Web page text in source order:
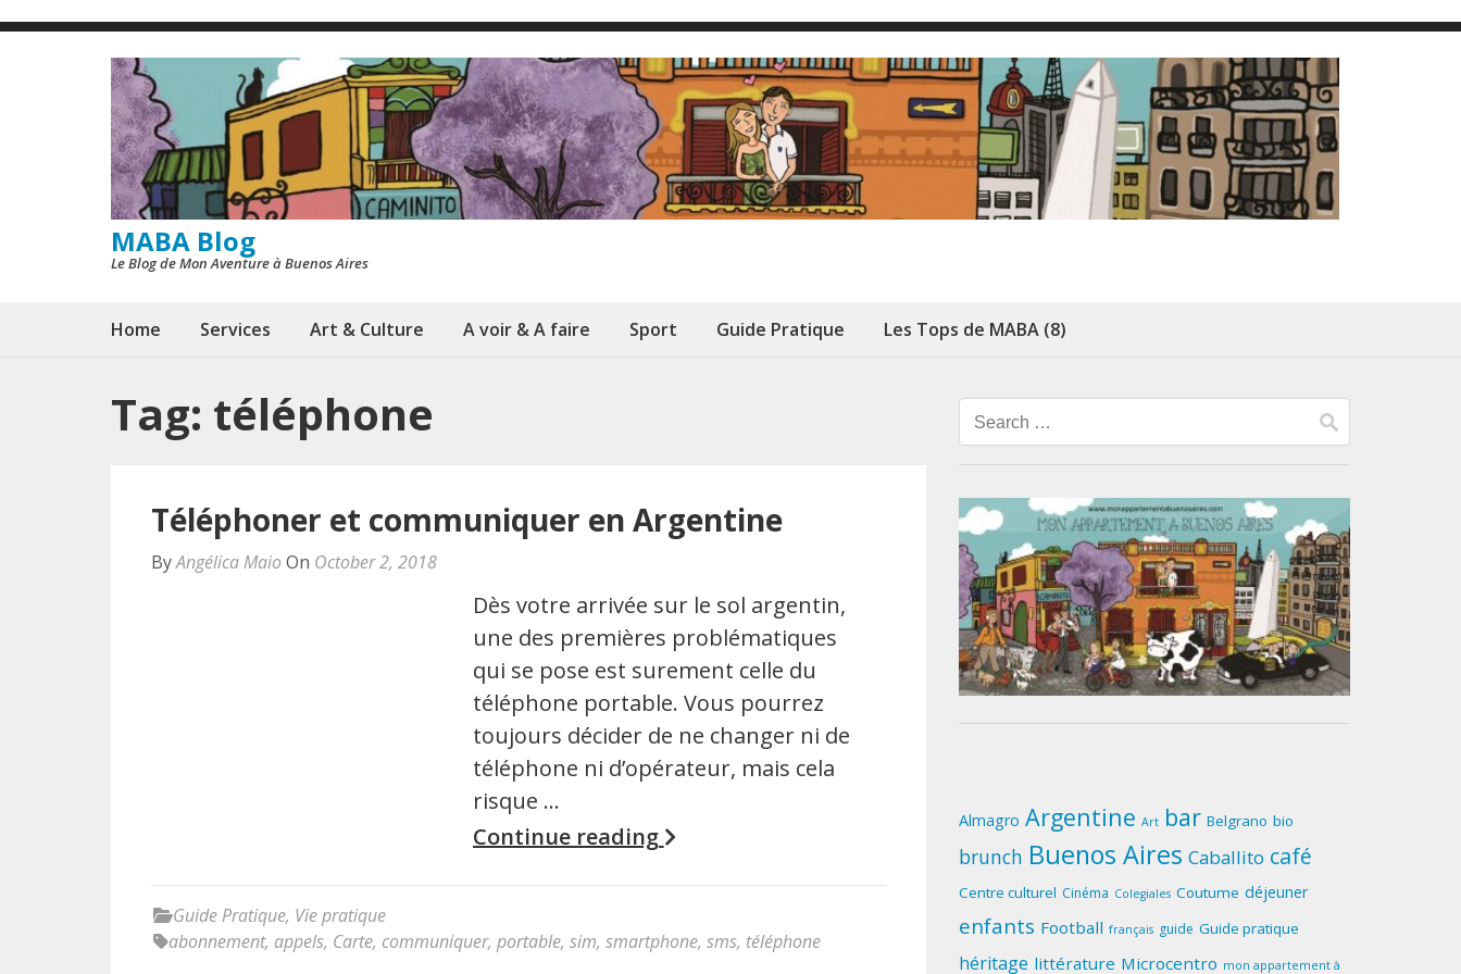
Skip
MABA Blog
Le Blog de Mon Aventure à Buenos Aires
Home Services Art & Culture A voir & A faire Sport Guide Pratique Les Tops de MABA (8)
Tag: téléphone
Téléphoner et communiquer en Argentine
ByAngélica Maio On October 2, 2018
Dès votre arrivée sur le sol argentin,
une des premières problématiques
qui se pose est surement celle du
téléphone portable. Vous pourrez
toujours décider de ne changer ni de
téléphone ni d’opérateur, mais cela
risque …
Continue reading
Guide Pratique, Vie pratique
abonnement, appels, Carte, communiquer, portable, sim, smartphone, sms, téléphone
Search
for:
Almagro Argentine Art bar Belgrano bio
brunch Buenos Aires Caballito café
Centre culturel Cinéma Colegiales Coutume déjeuner
enfants Football français guide Guide pratique
héritage littérature Microcentro mon appartement à